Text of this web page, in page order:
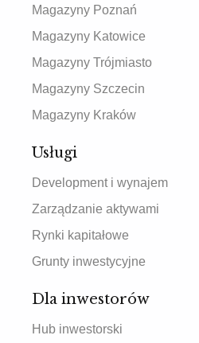
Magazyny Poznań
Magazyny Katowice
Magazyny Trójmiasto
Magazyny Szczecin
Magazyny Kraków
Usługi
Development i wynajem
Zarządzanie aktywami
Rynki kapitałowe
Grunty inwestycyjne
Dla inwestorów
Hub inwestorski